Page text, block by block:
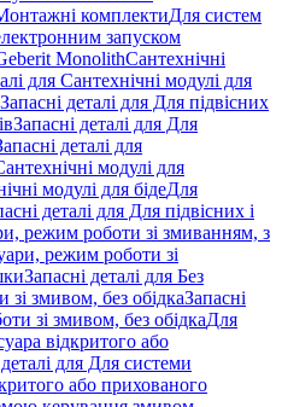
комплектиДля систем
запуском
MonolithСантехнічні
для Сантехнічні модулі для
Запасні деталі для Для підвісних
Запасні деталі для Для
деталі для
модулі для
модулі для бідеДля
деталі для Для підвісних і
режим роботи зі змиванням, з
режим роботи зі
Запасні деталі для Без
змивом, без обідкаЗапасні
зі змивом, без обідкаДля
відкритого або
для Для системи
або прихованого